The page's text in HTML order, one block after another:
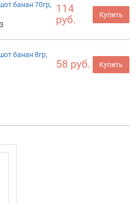
банан 70гр,
114
руб.
Купить
банан 8гр,
58 руб. Купить